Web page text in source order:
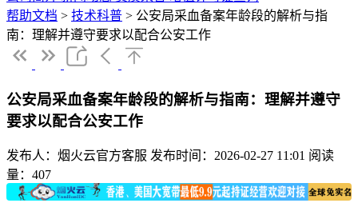
帮助文档 > 技术科普 > 公安局采血备案年龄段的解析与指
南：理解并遵守要求以配合公安工作
公安局采血备案年龄段的解析与指南：理解并遵守
要求以配合公安工作
发布人：烟火云官方客服 发布时间：2026-02-27 11:01 阅读
量：407